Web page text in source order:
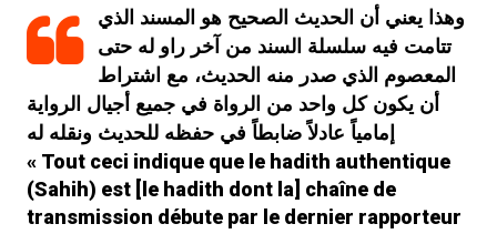
al-taqiya.orgdans
Parcourez la
terre et regardez…
وهذا يعني أن الحديث الصحيح هو المسند الذي
تتامت فيه سلسلة السند من آخر راو له حتى
المعصوم الذي صدر منه الحديث، مع اشتراط
أن يكون كل واحد من الرواة في جميع أجيال الرواية
إمامياً عادلاً ضابطاً في حفظه للحديث ونقله له
« Tout ceci indique que le hadith authentique
(Sahih) est [le hadith dont la] chaîne de
transmission débute par le dernier rapporteur